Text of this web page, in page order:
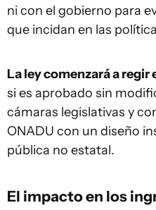
ni con el gobierno para
que incidan en las
La ley comenzará a
si es aprobado sin
cámaras legislativas y
ONADU con un diseño
pública no estatal.
El impacto en los